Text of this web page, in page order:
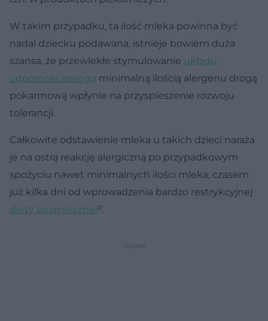
W takim przypadku, ta ilość mleka powinna być
nadal dziecku podawana, istnieje bowiem duża
szansa, że przewlekłe stymulowanie układu
odpornościowego minimalną ilością alergenu drogą
pokarmową wpłynie na przyspieszenie rozwoju
tolerancji.
Całkowite odstawienie mleka u takich dzieci naraża
je na ostrą reakcję alergiczną po przypadkowym
spożyciu nawet minimalnych ilości mleka, czasem
już kilka dni od wprowadzenia bardzo restrykcyjnej
diety bezmlecznej².